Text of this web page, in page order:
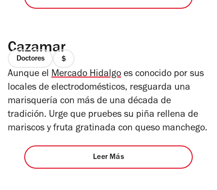
Cazamar
Doctores
precio
1
de
4
Aunque el Mercado Hidalgo es conocido por sus
locales de electrodomésticos, resguarda una
marisquería con más de una década de
tradición. Urge que pruebes su piña rellena de
mariscos y fruta gratinada con queso manchego.
Leer Más